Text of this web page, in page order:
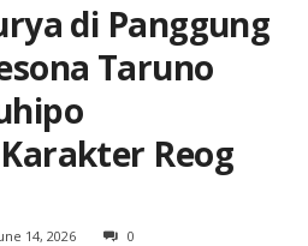
di Panggung
Taruno
Reog
14, 2026 0